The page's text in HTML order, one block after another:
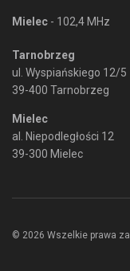
Mielec - 102,4 MHz
Tarnobrzeg
ul. Wyspiańskiego 12/5
39-400 Tarnobrzeg
Mielec
al. Niepodległości 12
39-300 Mielec
© 2026 Wszelkie prawa